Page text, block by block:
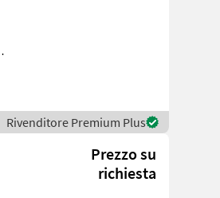
Rivenditore Premium Plus
Prezzo su
richiesta